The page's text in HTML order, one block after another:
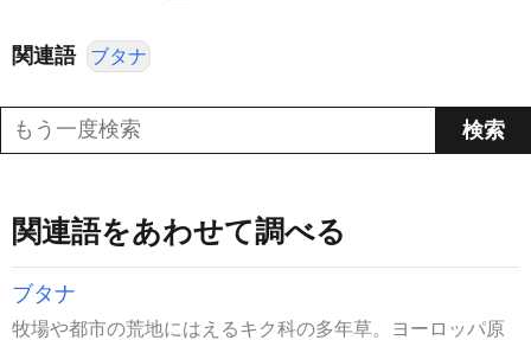
関連語 ブタナ
関連語をあわせて調べる
ブタナ
牧場や都市の荒地にはえるキク科の多年草。ヨーロッパ原